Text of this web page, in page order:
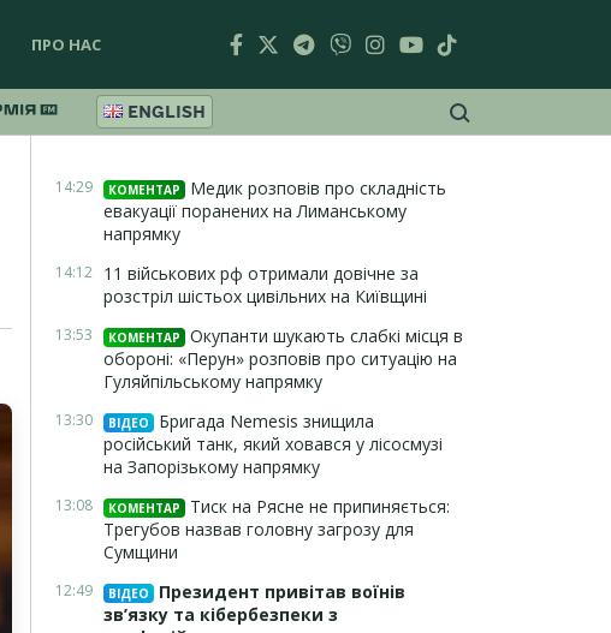
ПРО НАС
ENGLISH
14:29 КОМЕНТАР
Медик розповів про складність
евакуації поранених на Лиманському
напрямку
14:12 11 військових рф отримали довічне за
розстріл шістьох цивільних на Київщині
13:53 КОМЕНТАР
Окупанти шукають слабкі місця в
обороні: «Перун» розповів про ситуацію на
Гуляйпільському напрямку
13:30 ВІДЕО
Бригада Nemesis знищила
російський танк, який ховався у лісосмузі
на Запорізькому напрямку
13:08 КОМЕНТАР
Тиск на Рясне не припиняється:
Трегубов назвав головну загрозу для
Сумщини
12:49 ВІДЕО
Президент привітав воїнів
зв’язку та кібербезпеки з